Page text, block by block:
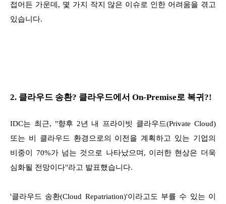
접어든 가운데, 몇 가지 작지 않은 이슈로 인한 어려움을 겪고
있습니다.
2. 클라우드 송환? 클라우드에서 On-Premise로 복귀?!
IDC는 최근, "향후 2년 내 프라이빗 클라우드(Private Cloud)
또는 비 클라우드 환경으로의 이전을 계획하고 있는 기업의
비중이 70%가 넘는 것으로 나타났으며, 이러한 현상은 더욱
심화될 전망이다"라고 발표했습니다.
'클라우드 송환(Cloud Repatriation)'이라고도 부를 수 있는 이